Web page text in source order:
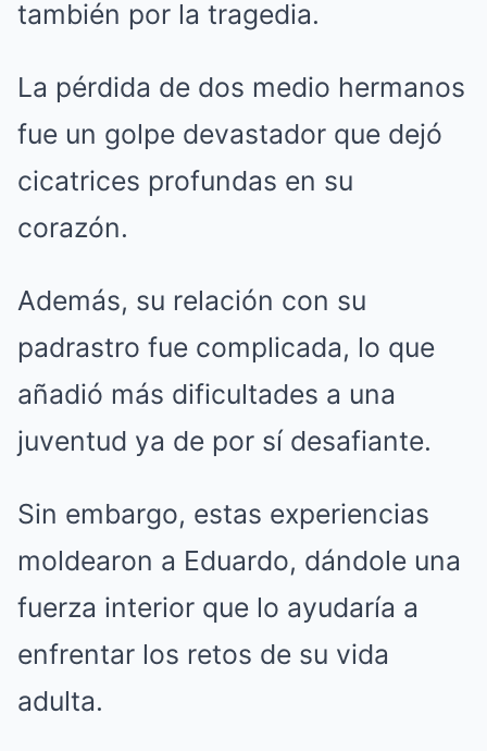
también por la tragedia.
La pérdida de dos medio hermanos
fue un golpe devastador que dejó
cicatrices profundas en su
corazón.
Además, su relación con su
padrastro fue complicada, lo que
añadió más dificultades a una
juventud ya de por sí desafiante.
Sin embargo, estas experiencias
moldearon a Eduardo, dándole una
fuerza interior que lo ayudaría a
enfrentar los retos de su vida
adulta.